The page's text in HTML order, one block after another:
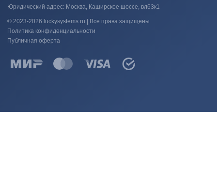
Юридический адрес: Москва, Каширское шоссе, вл63к1
© 2023-2026 luckysystems.ru | Все права защищены
Политика конфиденциальности
Публичная оферта